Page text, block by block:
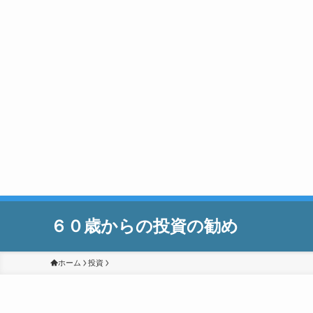
６０歳からの投資の勧め
ホーム 投資